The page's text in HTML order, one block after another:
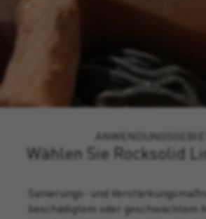
Wählen Sie Rocksolid
Sanierungs- und
beschädigtem oder geschwächtem